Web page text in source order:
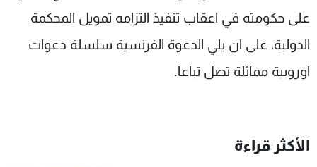
على حكومته في اعقاب تنفيذ التزامه تمويل المحكمة
الدولية، على ان يلي الدعوة الفرنسية سلسلة دعوات
اوروبية مماثلة تصل تباعا.
الأكثر قراءة
جدول البرامج
شاهد البرامج
عن MTV
الإنـتـاج